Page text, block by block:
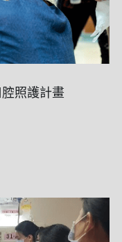
照護計畫